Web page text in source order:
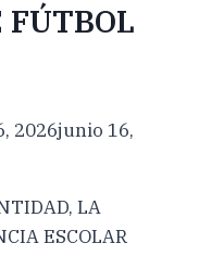
2026junio 16,
LA
ESCOLAR